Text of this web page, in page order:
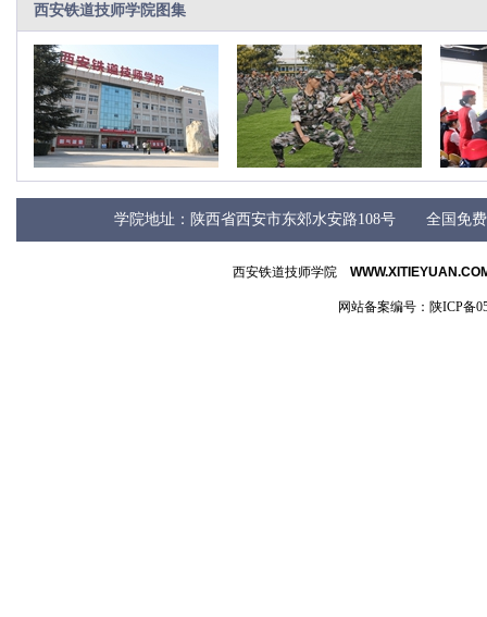
西安铁道技师学院图集
学院地址：陕西省西安市东郊水安路108号 全国免
西安铁道技师学院
网站备案编号：陕ICP备